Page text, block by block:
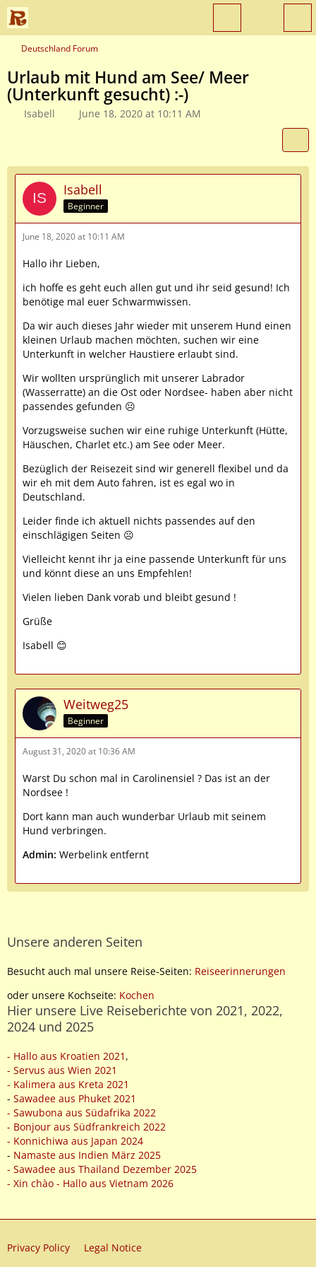
Deutschland Forum
Urlaub mit Hund am See/ Meer
(Unterkunft gesucht) :-)
Isabell June 18, 2020 at 10:11 AM
Isabell
Beginner
June 18, 2020 at 10:11 AM
Hallo ihr Lieben,
ich hoffe es geht euch allen gut und ihr seid gesund! Ich
benötige mal euer Schwarmwissen.
Da wir auch dieses Jahr wieder mit unserem Hund einen
kleinen Urlaub machen möchten, suchen wir eine
Unterkunft in welcher Haustiere erlaubt sind.
Wir wollten ursprünglich mit unserer Labrador
(Wasserratte) an die Ost oder Nordsee- haben aber nicht
passendes gefunden ☹
Vorzugsweise suchen wir eine ruhige Unterkunft (Hütte,
Häuschen, Charlet etc.) am See oder Meer.
Bezüglich der Reisezeit sind wir generell flexibel und da
wir eh mit dem Auto fahren, ist es egal wo in
Deutschland.
Leider finde ich aktuell nichts passendes auf den
einschlägigen Seiten ☹
Vielleicht kennt ihr ja eine passende Unterkunft für uns
und könnt diese an uns Empfehlen!
Vielen lieben Dank vorab und bleibt gesund !
Grüße
Isabell 😊
Weitweg25
Beginner
August 31, 2020 at 10:36 AM
Warst Du schon mal in Carolinensiel ? Das ist an der
Nordsee !
Dort kann man auch wunderbar Urlaub mit seinem
Hund verbringen.
Admin: Werbelink entfernt
Unsere anderen Seiten
Besucht auch mal unsere Reise-Seiten: Reiseerinnerungen
oder unsere Kochseite: Kochen
Hier unsere Live Reiseberichte von 2021, 2022,
2024 und 2025
- Hallo aus Kroatien 2021 ,
- Servus aus Wien 2021
- Kalimera aus Kreta 2021
- Sawadee aus Phuket 2021
- Sawubona aus Südafrika 2022
- Bonjour aus Südfrankreich 2022
- Konnichiwa aus Japan 2024
- Namaste aus Indien März 2025
- Sawadee aus Thailand Dezember 2025
- Xin chào - Hallo aus Vietnam 2026
Privacy Policy Legal Notice